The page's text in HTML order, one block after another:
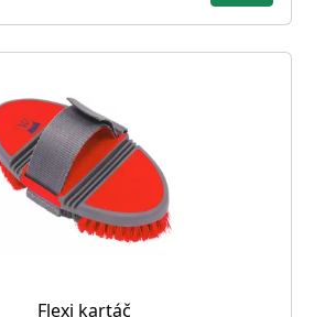
Flexi kartáč